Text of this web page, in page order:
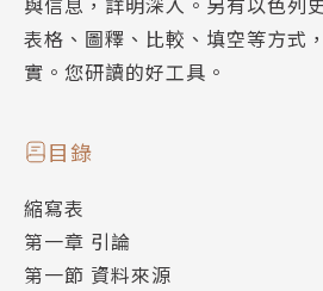
表格、圖釋、比較、填空等方式
實。您研讀的好工具。
目錄
縮寫表
第一章 引論
第一節 資料來源